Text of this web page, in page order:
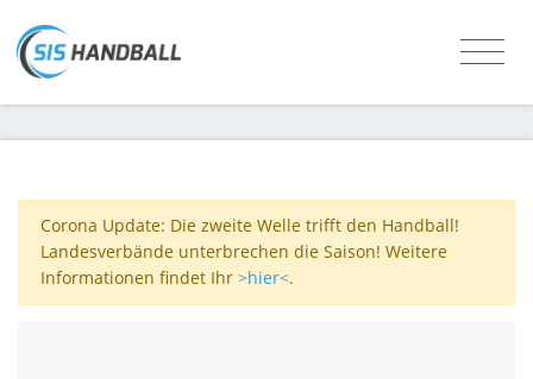
Corona Update: Die zweite Welle trifft den Handball!
Landesverbände unterbrechen die Saison! Weitere
Informationen findet Ihr >hier<.